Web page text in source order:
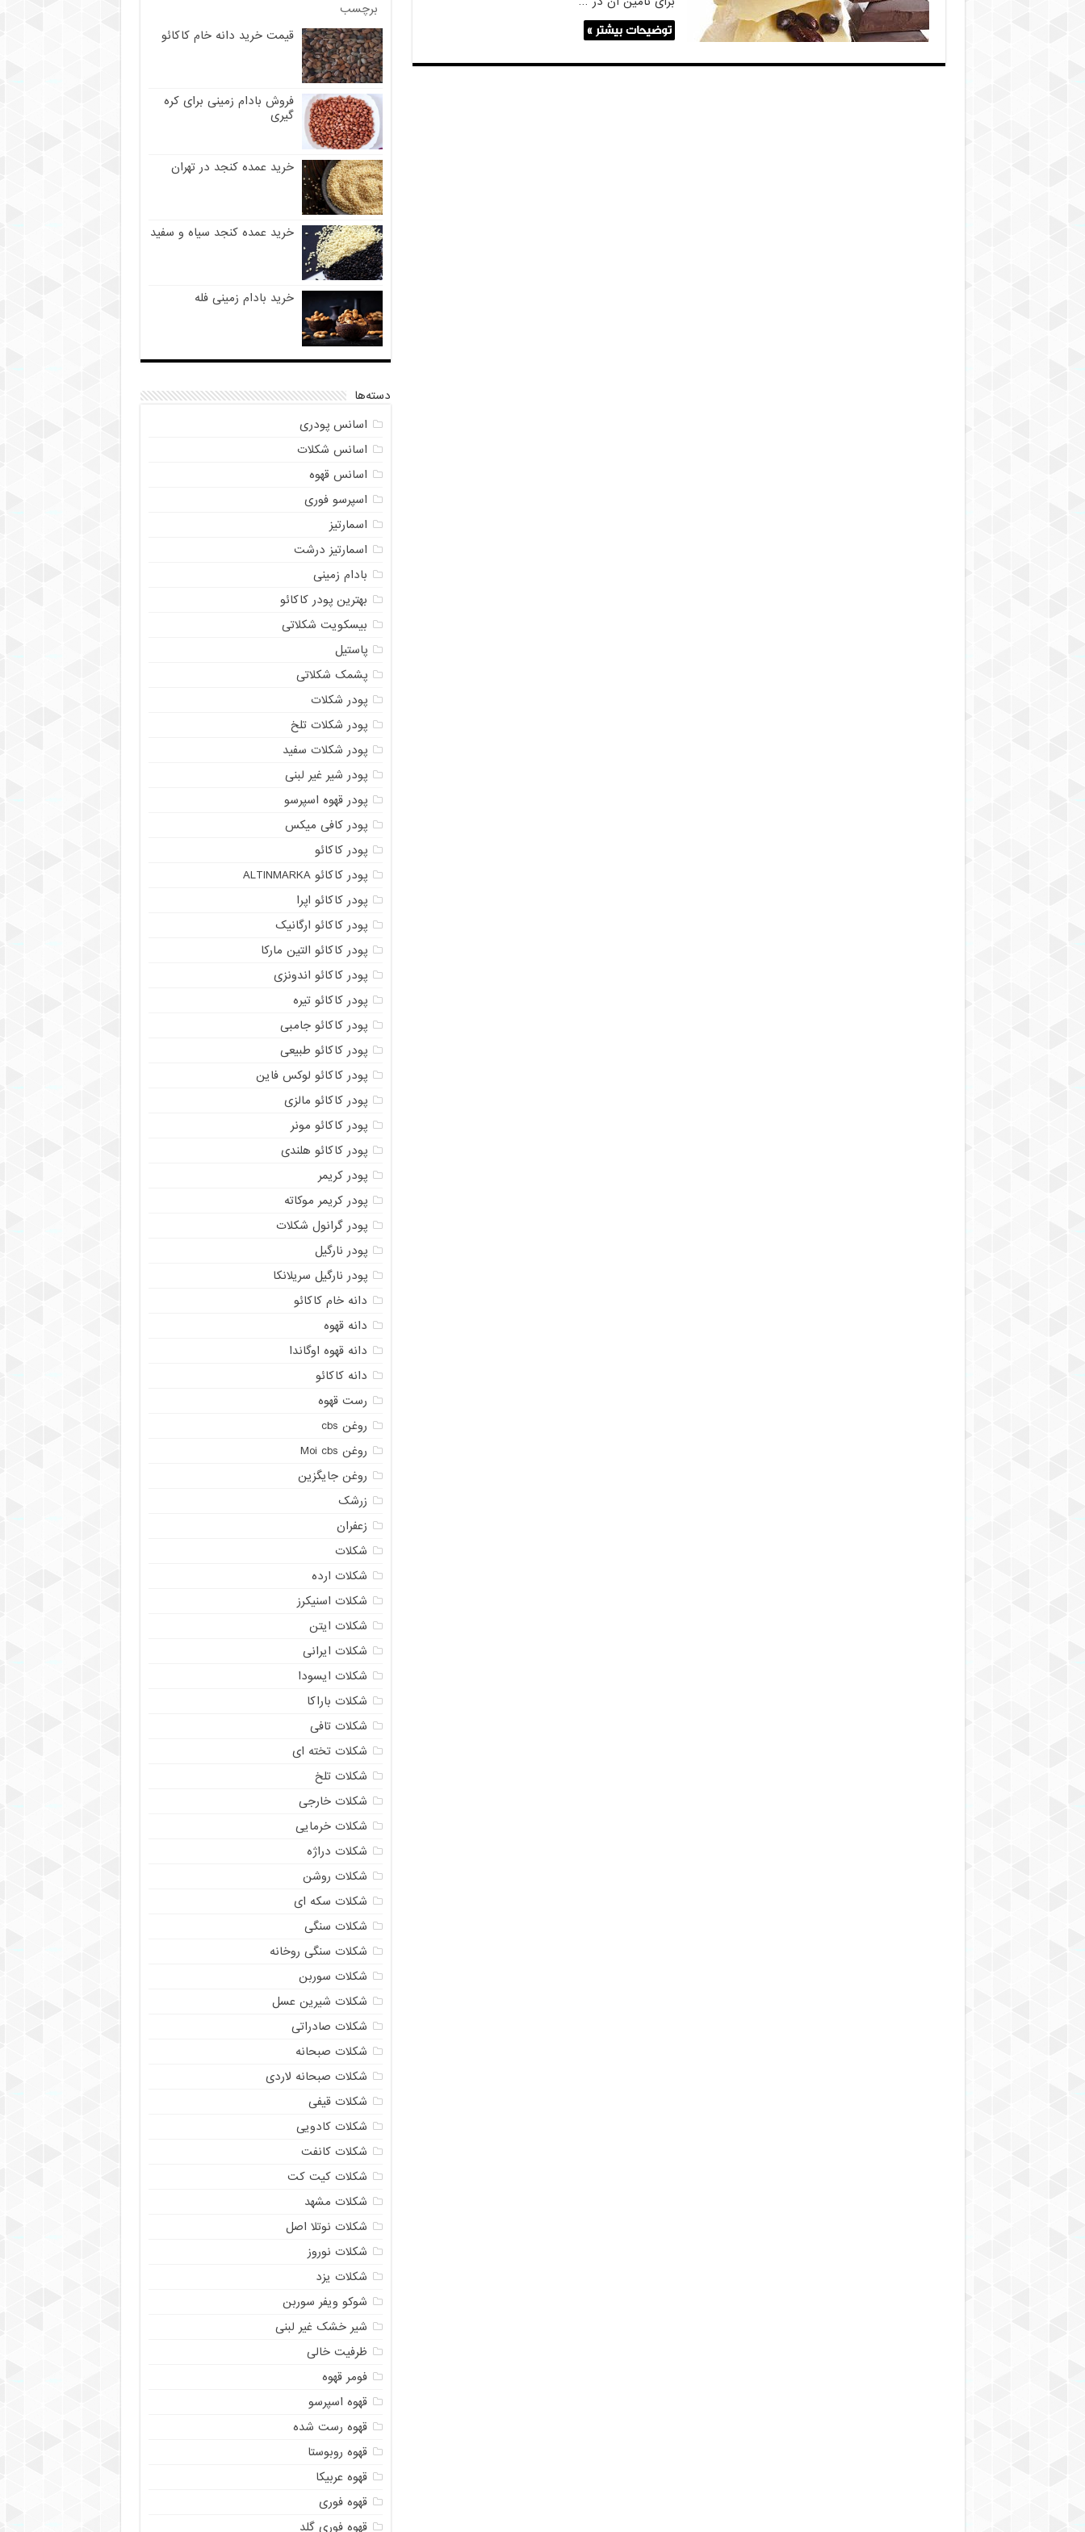
توضیحات بیشتر »
برچسب
قیمت خرید دانه خام کاکائو
فروش بادام زمینی برای کره
گیری
خرید عمده کنجد در تهران
خرید عمده کنجد سیاه و سفید
خرید بادام زمینی فله
دسته‌ها
اسانس پودری
اسانس شکلات
اسانس قهوه
اسپرسو فوری
اسمارتیز
اسمارتیز درشت
بادام زمینی
بهترین پودر کاکائو
بیسکویت شکلاتی
پاستیل
پشمک شکلاتی
پودر شکلات
پودر شکلات تلخ
پودر شکلات سفید
پودر شیر غیر لبنی
پودر قهوه اسپرسو
پودر کافی میکس
پودر کاکائو
پودر کاکائو ALTINMARKA
پودر کاکائو اپرا
پودر کاکائو ارگانیک
پودر کاکائو التین مارکا
پودر کاکائو اندونزی
پودر کاکائو تیره
پودر کاکائو جامبی
پودر کاکائو طبیعی
پودر کاکائو لوکس فاین
پودر کاکائو مالزی
پودر کاکائو مونر
پودر کاکائو هلندی
پودر کریمر
پودر کریمر موکاته
پودر گرانول شکلات
پودر نارگیل
پودر نارگیل سریلانکا
دانه خام کاکائو
دانه قهوه
دانه قهوه اوگاندا
دانه کاکائو
رست قهوه
روغن cbs
روغن Moi cbs
روغن جایگزین
زرشک
زعفران
شکلات
شکلات ارده
شکلات اسنیکرز
شکلات ایتن
شکلات ایرانی
شکلات ایسودا
شکلات باراکا
شکلات تافی
شکلات تخته ای
شکلات تلخ
شکلات خارجی
شکلات خرمایی
شکلات دراژه
شکلات روشن
شکلات سکه ای
شکلات سنگی
شکلات سنگی روخانه
شکلات سوربن
شکلات شیرین عسل
شکلات صادراتی
شکلات صبحانه
شکلات صبحانه لاردی
شکلات قیفی
شکلات کادویی
شکلات کانفت
شکلات کیت کت
شکلات مشهد
شکلات نوتلا اصل
شکلات نوروز
شکلات یزد
شوکو ویفر سوربن
شیر خشک غیر لبنی
ظرفیت خالی
فومر قهوه
قهوه اسپرسو
قهوه رست شده
قهوه روبوستا
قهوه عربیکا
قهوه فوری
قهوه فوری گلد